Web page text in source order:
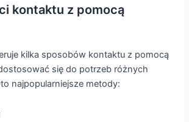
kontaktu z pomocą
kilka sposobów kontaktu z pomocą
się do potrzeb różnych
najpopularniejsze metody: